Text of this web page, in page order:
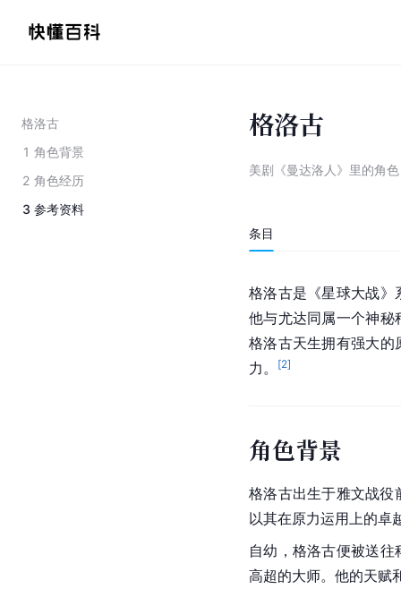
格洛古
1 角色背景
2 角色经历
3 参考资料
格洛古
美剧《曼达洛人》里的角色
条目
格洛古是《星球大战
他与尤达同属一个神秘
格洛古天生拥有强大的
力。
[2]
角色背景
格洛古出生于雅文战役
以其在原力运用上的卓
自幼，格洛古便被送
高超的大师。他的天赋